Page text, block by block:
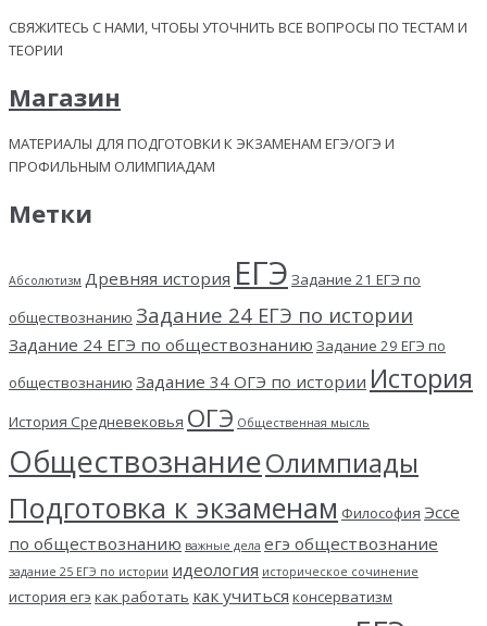
СВЯЖИТЕСЬ С НАМИ, ЧТОБЫ УТОЧНИТЬ ВСЕ ВОПРОСЫ ПО ТЕСТАМ И
ТЕОРИИ
Магазин
МАТЕРИАЛЫ ДЛЯ ПОДГОТОВКИ К ЭКЗАМЕНАМ ЕГЭ/ОГЭ И
ПРОФИЛЬНЫМ ОЛИМПИАДАМ
Метки
Абсолютизм Древняя история ЕГЭ Задание 21 ЕГЭ по
обществознанию Задание 24 ЕГЭ по истории
Задание 24 ЕГЭ по обществознанию Задание 29 ЕГЭ по
обществознанию Задание 34 ОГЭ по истории История
История Средневековья ОГЭ Общественная мысль
ОбществознаниеОлимпиады
Подготовка к экзаменам Философия Эссе
по обществознанию важные дела егэ обществознание
задание 25 ЕГЭ по истории идеология историческое сочинение
история егэ как работать как учиться консерватизм